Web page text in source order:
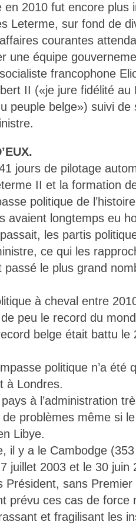
en 2010 fut encore plus
Leterme, sur fond de
courantes
une équipe
francophone
II («je jure fidélité au
peuple belge») suivi
jours de pilotage
II et la formation
politique de
avaient longtemps eu
les partis
ce qui les
le plus grand
à cheval entre
peu le record du
belge était battu le
politique n’a été
à Londres.
à l’administration
problèmes même si
Libye.
il y a le Cambodge
juillet 2003 et le 30 juin
Président, sans
prévu ces cas de force
et fragilisant les